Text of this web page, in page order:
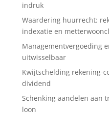
indruk
Waardering huurrecht:
indexatie en
Managementvergoeding
uitwisselbaar
Kwijtschelding rekening-
dividend
Schenking aandelen aan
loon